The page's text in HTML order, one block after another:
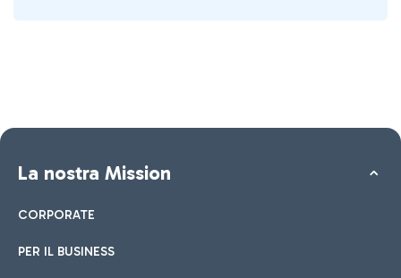
La nostra Mission
CORPORATE
PER IL BUSINESS